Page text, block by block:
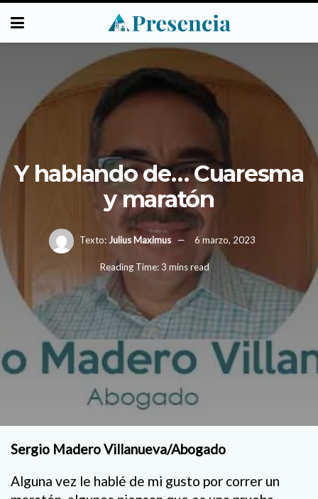
Y hablando de… Cuaresma
y maratón
Texto: Julius Maximus 6 marzo, 2023
Reading Time: 3 mins read
Sergio Madero Villanueva/Abogado
Alguna vez le hablé de mi gusto por correr un